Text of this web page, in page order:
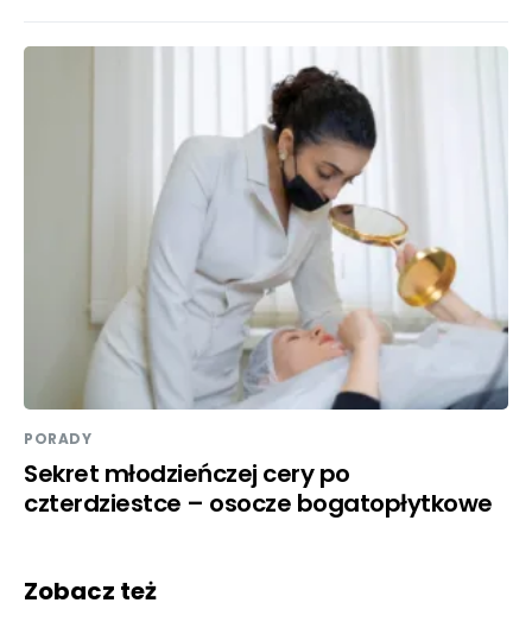
PORADY
Sekret młodzieńczej cery po
czterdziestce – osocze bogatopłytkowe
Zobacz też